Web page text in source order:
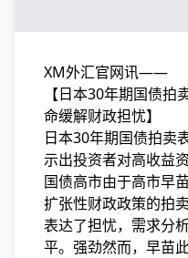
XM外汇官网讯——
【日本30年期国债
命缓解财政担忧】
日本30年期国债拍卖
示出投资者对高收益
国债高市由于高市早
扩张性财政政策的拍
表达了担忧，需求分
平。强劲然而，早苗